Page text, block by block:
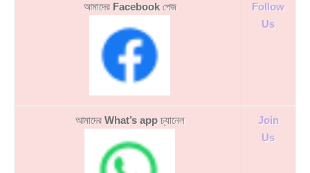
আমাদের Facebook পেজ
Follow
Us
আমাদের What’s app চ্যানেল
Join
Us